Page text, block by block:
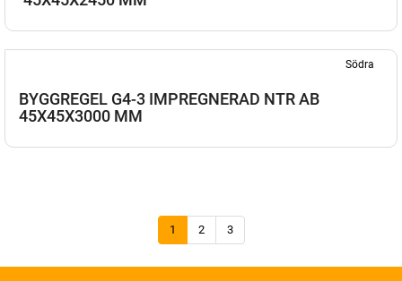
Södra
BYGGREGEL G4-3 IMPREGNERAD NTR AB
45X45X3000 MM
1 2 3